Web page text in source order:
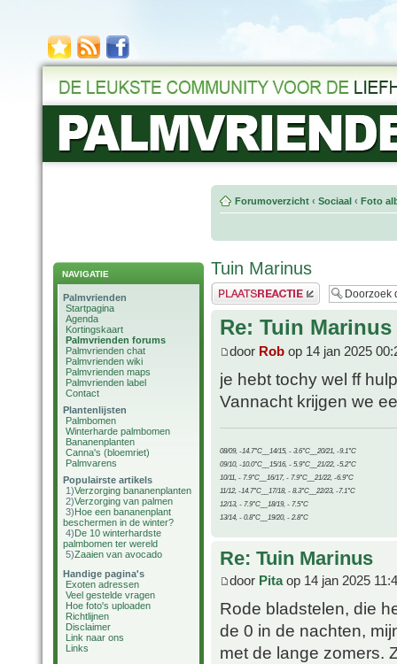
NAVIGATIE
Palmvrienden
Startpagina
Agenda
Kortingskaart
Palmvrienden forums
Palmvrienden chat
Palmvrienden wiki
Palmvrienden maps
Palmvrienden label
Contact
Plantenlijsten
Palmbomen
Winterharde palmbomen
Bananenplanten
Canna's (bloemriet)
Palmvarens
Populairste artikels
1)Verzorging bananenplanten
2)Verzorging van palmen
3)Hoe een bananenplant
beschermen in de winter?
4)De 10 winterhardste
palmbomen ter wereld
5)Zaaien van avocado
Handige pagina's
Exoten adressen
Veel gestelde vragen
Hoe foto's uploaden
Richtlijnen
Disclaimer
Link naar ons
Links
Forumoverzicht ‹ Sociaal ‹ Foto
Tuin Marinus
Plaats een reactie
Re: Tuin Marinus
door Rob op 14 jan 2025
je hebt tochy wel ff
Vannacht krijgen we
08/09, -14.7°C__14/15, - 3.6°C__20/21, -9.1°C
09/10, -10.0°C__15/16, - 5.9°C__21/22, -5.2°C
10/11, - 7.9°C__16/17, - 7.9°C__21/22, -6.9°C
11/12, -14.7°C__17/18, - 8.3°C__22/23, -7.1°C
12/13, - 7.9°C__18/19, - 7.5°C
13/14, - 0.8°C__19/20, - 2.8°C
Re: Tuin Marinus
door Pitaop 14 jan 2025
Rode bladstelen, die
de 0 in de nachten,
met de lange zomers.